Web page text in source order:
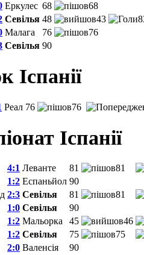
Еркулес 68
68
Севілья 48 43
Малага 76
76
Севілья 90
Іспанії
Реал 76 76
Іспанії
4:1 Леванте 81
81
1:2 Еспаньйол 90
2:3 Севілья 81
81
1:0 Севілья
90
1:2 Мальорка 45
46
1:2 Севілья 75
75
2:0 Валенсія 90